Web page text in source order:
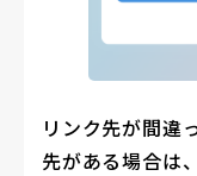
リンク先が間違
先がある場合は